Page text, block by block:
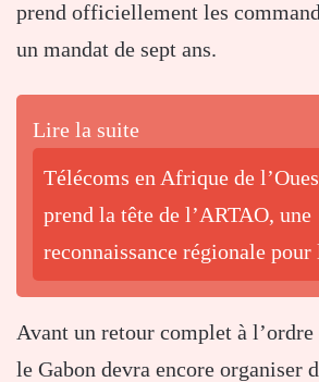
prend officiellement les
un mandat de sept ans.
Lire la suite
Télécoms en Afrique de
prend la tête de l’ARTAO, une
reconnaissance régionale pour
Avant un retour complet à
le Gabon devra encore organiser